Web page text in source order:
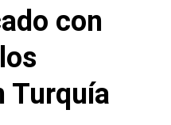
con
Turquía